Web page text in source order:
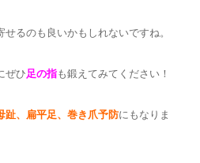
るのも良いかもしれないですね。
ぜひ足の指も鍛えてみてください！
趾、扁平足、巻き爪予防にもなりま